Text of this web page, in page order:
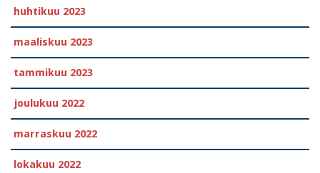
huhtikuu 2023
maaliskuu 2023
tammikuu 2023
joulukuu 2022
marraskuu 2022
lokakuu 2022